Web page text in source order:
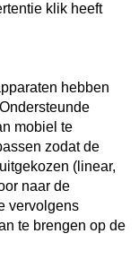
klik heeft
hebben
mobiel te
zodat de
(linear,
vervolgens
te brengen op de